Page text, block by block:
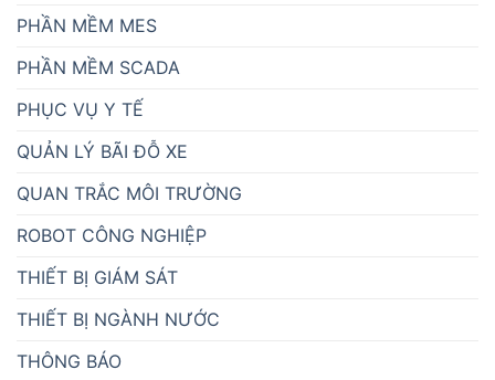
PHẦN MỀM MES
PHẦN MỀM SCADA
PHỤC VỤ Y TẾ
QUẢN LÝ BÃI ĐỖ XE
QUAN TRẮC MÔI TRƯỜNG
ROBOT CÔNG NGHIỆP
THIẾT BỊ GIÁM SÁT
THIẾT BỊ NGÀNH NƯỚC
THÔNG BÁO